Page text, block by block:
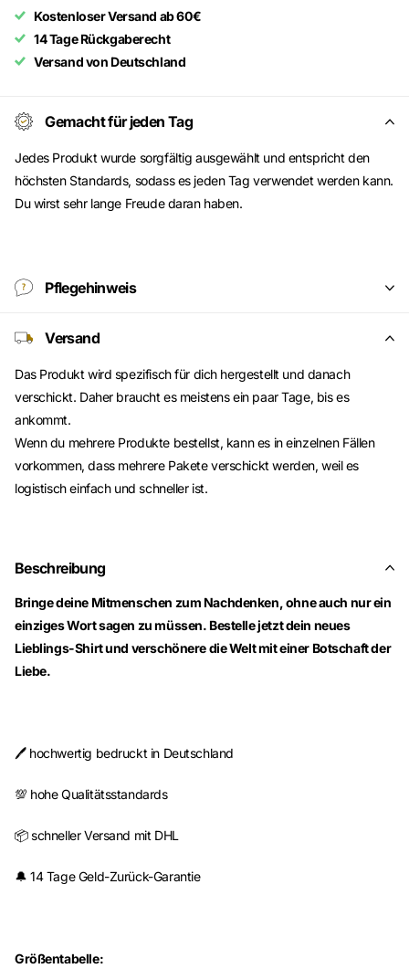
Kostenloser Versand ab 60€
14 Tage Rückgaberecht
Versand von Deutschland
Gemacht für jeden Tag
Jedes Produkt wurde sorgfältig ausgewählt und entspricht den
höchsten Standards, sodass es jeden Tag verwendet werden kann.
Du wirst sehr lange Freude daran haben.
Pflegehinweis
Versand
Das Produkt wird spezifisch für dich hergestellt und danach
verschickt. Daher braucht es meistens ein paar Tage, bis es
ankommt.
Wenn du mehrere Produkte bestellst, kann es in einzelnen Fällen
vorkommen, dass mehrere Pakete verschickt werden, weil es
logistisch einfach und schneller ist.
Beschreibung
Bringe deine Mitmenschen zum Nachdenken, ohne auch nur ein
einziges Wort sagen zu müssen. Bestelle jetzt dein neues
Lieblings-Shirt und verschönere die Welt mit einer Botschaft der
Liebe.
🖊️ hochwertig bedruckt in Deutschland
💯 hohe Qualitätsstandards
📦 schneller Versand mit DHL
🔔 14 Tage Geld-Zurück-Garantie
Größentabelle: